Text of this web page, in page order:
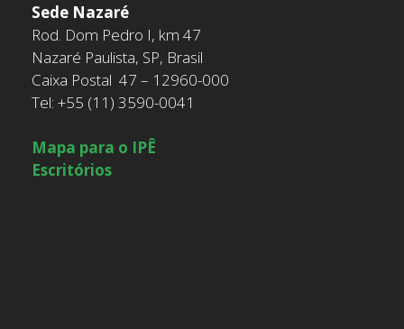
Sede Nazaré
Rod. Dom Pedro I, km 47
Nazaré Paulista, SP, Brasil
Caixa Postal 47 – 12960-000
Tel: +55 (11) 3590-0041
Mapa para o IPÊ
Escritórios